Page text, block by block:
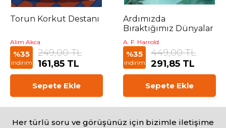
Torun Korkut Destanı
Alim Akca
%35
indirim
249,00 TL
161,85 TL
Sepete Ekle
Ardımızda
Bıraktığımız Dünyalar
A. F. Harrold
%35
indirim
449,00 TL
291,85 TL
Sepete Ekle
Her türlü soru ve görüşünüz için bizimle iletişime